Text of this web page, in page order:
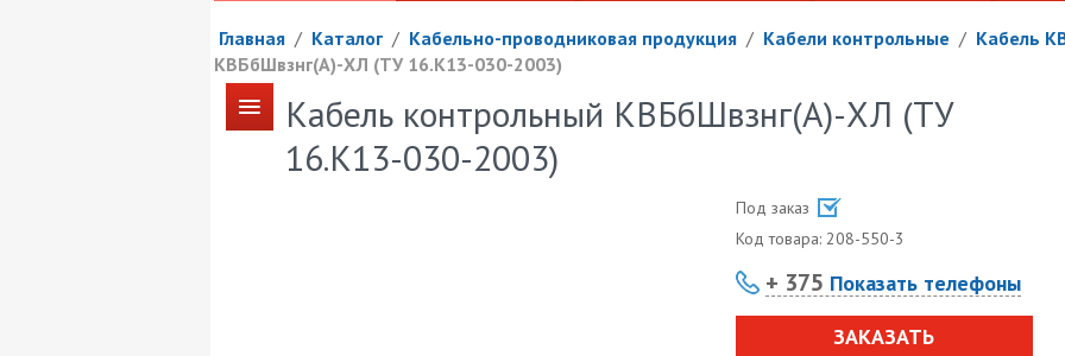
Главная / Каталог / Кабельно-проводниковая продукция / Кабели контрольные / Кабель
КВБбШвзнг(А)-ХЛ (ТУ 16.К13-030-2003)
Кабель контрольный КВБбШвзнг(А)-ХЛ (ТУ
16.К13-030-2003)
Под заказ
Код товара: 208-550-3
+ 375 Показать телефоны
ЗАКАЗАТЬ